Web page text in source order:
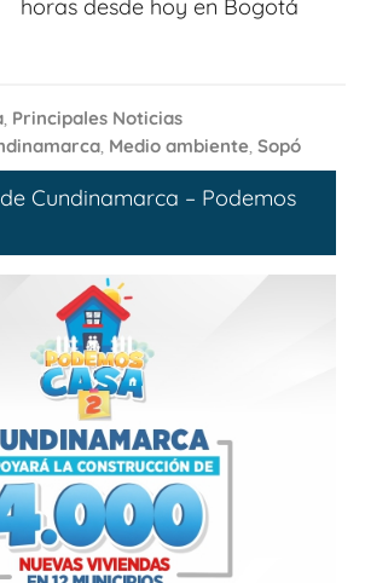
horas desde hoy en Bogotá
, Principales Noticias
, Medio ambiente, Sopó
Cundinamarca – Podemos